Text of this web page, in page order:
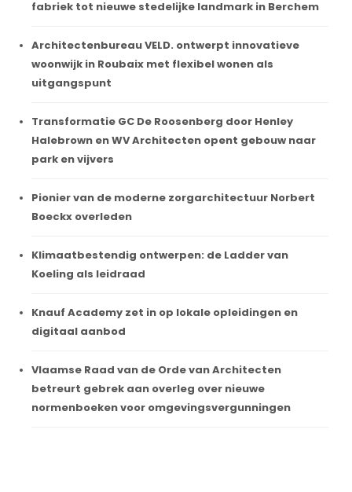
fabriek tot nieuwe stedelijke landmark in Berchem
Architectenbureau VELD. ontwerpt innovatieve
woonwijk in Roubaix met flexibel wonen als
uitgangspunt
Transformatie GC De Roosenberg door Henley
Halebrown en WV Architecten opent gebouw naar
park en vijvers
Pionier van de moderne zorgarchitectuur Norbert
Boeckx overleden
Klimaatbestendig ontwerpen: de Ladder van
Koeling als leidraad
Knauf Academy zet in op lokale opleidingen en
digitaal aanbod
Vlaamse Raad van de Orde van Architecten
betreurt gebrek aan overleg over nieuwe
normenboeken voor omgevingsvergunningen